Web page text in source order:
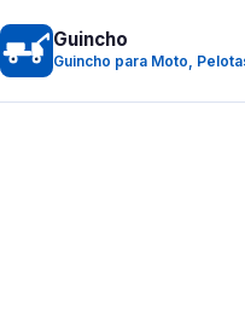
Guincho
Guincho para Moto,